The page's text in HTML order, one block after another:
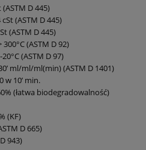
(ASTM D 445)
(ASTM D 445)
(ASTM D 445)
(ASTM D 92)
(ASTM D 97)
ml/ml/ml(min) (ASTM D 1401)
w 10’ min.
(łatwa biodegradowalność)
(KF)
D 665)
943)